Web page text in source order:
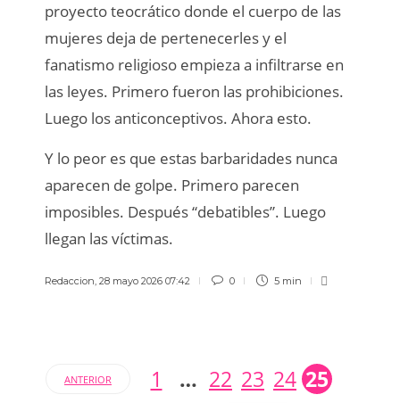
proyecto teocrático donde el cuerpo de las
mujeres deja de pertenecerles y el
fanatismo religioso empieza a infiltrarse en
las leyes. Primero fueron las prohibiciones.
Luego los anticonceptivos. Ahora esto.
Y lo peor es que estas barbaridades nunca
aparecen de golpe. Primero parecen
imposibles. Después “debatibles”. Luego
llegan las víctimas.
Redaccion, 28 mayo 2026 07:42 0 5 min
ANTERIOR 1 … 22 23 24 25